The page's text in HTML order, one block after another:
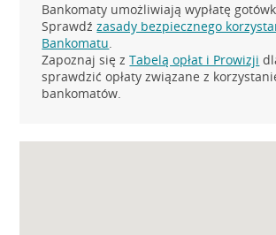
Bankomaty umożliwiają wypłatę
Sprawdźzasady bezpiecznego
Bankomatu.
Zapoznaj się zTabelą opłat i Prowizji
sprawdzić opłaty związane z
bankomatów.